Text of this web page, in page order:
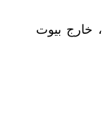
خارج بيوت